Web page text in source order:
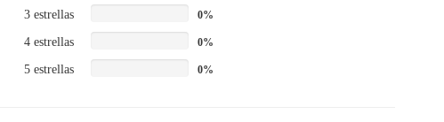
3 estrellas 0%
4 estrellas 0%
5 estrellas 0%